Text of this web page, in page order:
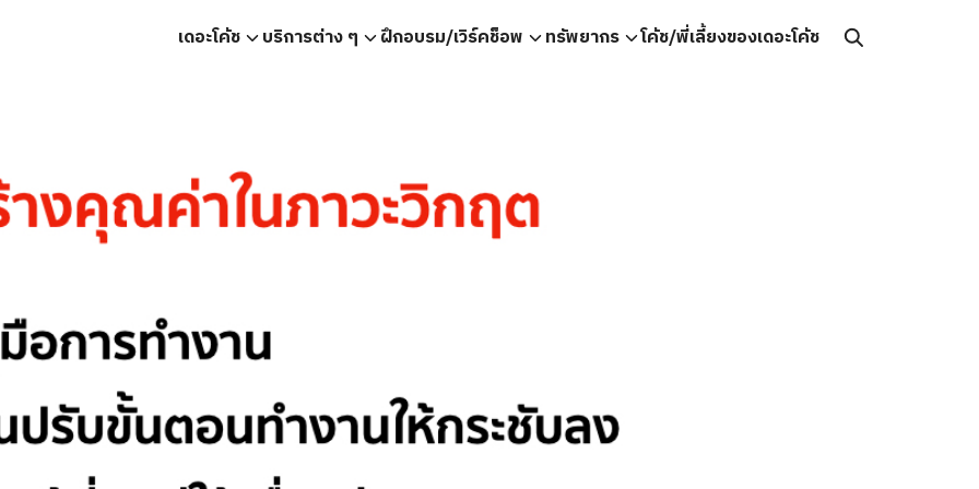
เดอะโค้ช บริการต่าง ๆ ฝึกอบรม/เวิร์คช็อพ ทรัพยากร
โค้ช/พี่เลี้ยงของเดอะโค้ช